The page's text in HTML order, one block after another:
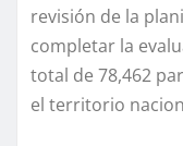
revisión de la
completar la
total de 78,462
el territorio